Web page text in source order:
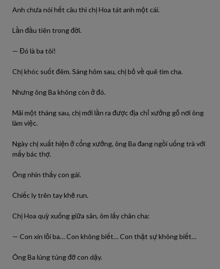
Anh chưa nói hết câu thì chị Hoa tát anh một cái.
Lần đầu tiên trong đời.
— Đó là ba tôi!
Chị khóc suốt đêm. Sáng hôm sau, chị bỏ về quê tìm cha.
Nhưng ông Ba không còn ở đó.
Mãi một tháng sau, chị mới lần ra được địa chỉ xưởng gỗ nơi ông
làm việc.
Ngày chị xuất hiện ở cổng xưởng, ông Ba đang ngồi uống trà với
mấy bác thợ.
Ông nhìn thấy con gái.
Chiếc ly trên tay khẽ run.
Chị Hoa quỳ xuống giữa sân, ôm lấy chân cha:
— Con xin lỗi ba… Con không biết… Con thật sự không biết…
Ông Ba lúng túng đỡ con dậy.